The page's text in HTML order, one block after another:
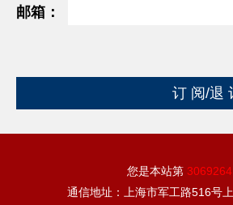
邮箱：
您是本站第3069264
通信地址：上海市军工路516号